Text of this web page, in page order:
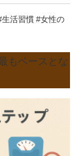
活習慣 #女性の
もベースとな